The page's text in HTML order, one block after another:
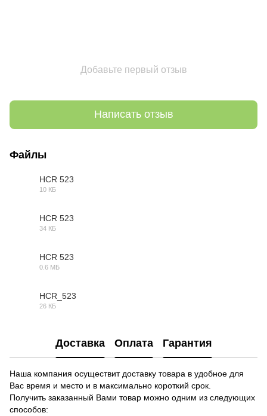
Добавьте первый отзыв
Написать отзыв
Файлы
HCR 523
10 КБ
HCR 523
34 КБ
HCR 523
0.6 МБ
HCR_523
26 КБ
Доставка Оплата Гарантия
Наша компания осуществит доставку товара в удобное для
Вас время и место и в максимально короткий срок.
Получить заказанный Вами товар можно одним из следующих
способов: